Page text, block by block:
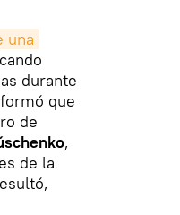
una
durante
que
de
,
de la